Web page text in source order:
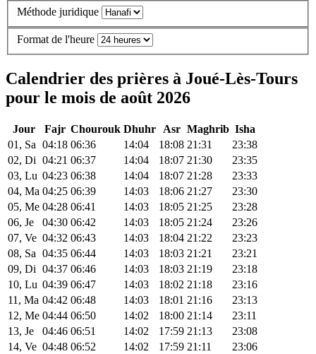
Méthode juridique
Format de l'heure
Calendrier des prières à Joué-Lès-Tours
pour le mois de août 2026
Jour Fajr Chourouk Dhuhr Asr Maghrib Isha
01, Sa 04:18 06:36 14:04 18:08 21:31
23:38
02, Di 04:21 06:37 14:04 18:07 21:30
23:35
03, Lu 04:23 06:38 14:04 18:07 21:28
23:33
04, Ma 04:25 06:39 14:03 18:06 21:27
23:30
05, Me 04:28 06:41 14:03 18:05 21:25
23:28
06, Je
04:30 06:42 14:03 18:05 21:24
23:26
07, Ve 04:32 06:43 14:03 18:04 21:22
23:23
08, Sa 04:35 06:44 14:03 18:03 21:21
23:21
09, Di 04:37 06:46 14:03 18:03 21:19
23:18
10, Lu 04:39 06:47 14:03 18:02 21:18
23:16
11, Ma 04:42 06:48 14:03 18:01 21:16
23:13
12, Me 04:44 06:50 14:02 18:00 21:14
23:11
13, Je
04:46 06:51 14:02 17:59 21:13
23:08
14, Ve 04:48 06:52 14:02 17:59 21:11
23:06